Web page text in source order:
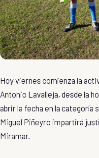
Hoy viernes comienza la
Antonio Lavalleja, desde la
abrir la fecha en la categoría
Miguel Piñeyro impartirá
Miramar.